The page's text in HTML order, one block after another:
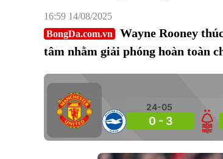
16:59 14/08/2025
BongDa.com.vn
Wayne Rooney
tâm nhằm giải phóng hoàn toàn
24-05
0 - 3